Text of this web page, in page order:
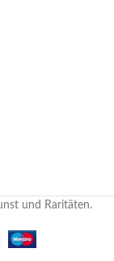
und Raritäten.